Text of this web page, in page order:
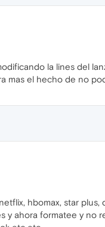
la lines del
mas el hecho de no
hbomax, star plus,
y ahora formatee y